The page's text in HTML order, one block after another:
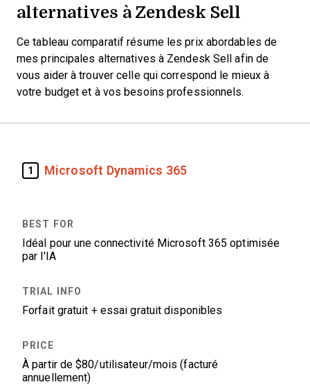
alternatives à Zendesk Sell
Ce tableau comparatif résume les prix abordables de
mes principales alternatives à Zendesk Sell afin de
vous aider à trouver celle qui correspond le mieux à
votre budget et à vos besoins professionnels.
1 Microsoft Dynamics 365
Idéal pour une connectivité Microsoft 365 optimisée
par l'IA
Forfait gratuit + essai gratuit disponibles
À partir de $80/utilisateur/mois (facturé
annuellement)